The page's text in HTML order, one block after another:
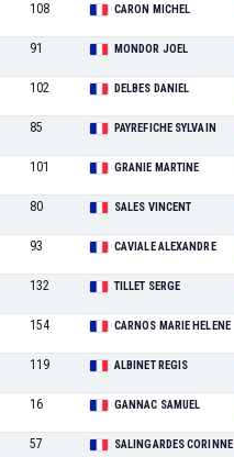
108 CARON MICHEL
91 MONDOR JOEL
102 DELBES DANIEL
85 PAYREFICHE SYLVAIN
101 GRANIE MARTINE
80 SALES VINCENT
93 CAVIALE ALEXANDRE
132 TILLET SERGE
154 CARNOS MARIE HELENE
119 ALBINET REGIS
16 GANNAC SAMUEL
57 SALINGARDES CORINNE